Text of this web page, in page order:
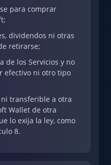
para comprar
dividendos ni otras
retirarse;
de los Servicios y no
efectivo ni otro tipo
transferible a otra
Wallet de otra
lo exija la ley, como
8.